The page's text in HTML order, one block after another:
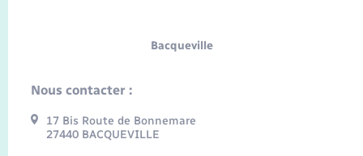
Bacqueville
Nous contacter :
17 Bis Route de Bonnemare
27440 BACQUEVILLE